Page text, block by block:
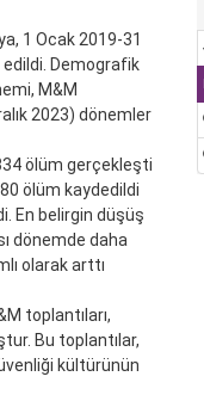
1 Ocak 2019-31
edildi. Demografik
M&M
2023) dönemler
ölüm gerçekleşti
ölüm kaydedildi
En belirgin düşüş
dönemde daha
olarak arttı
toplantıları,
Bu toplantılar,
kültürünün